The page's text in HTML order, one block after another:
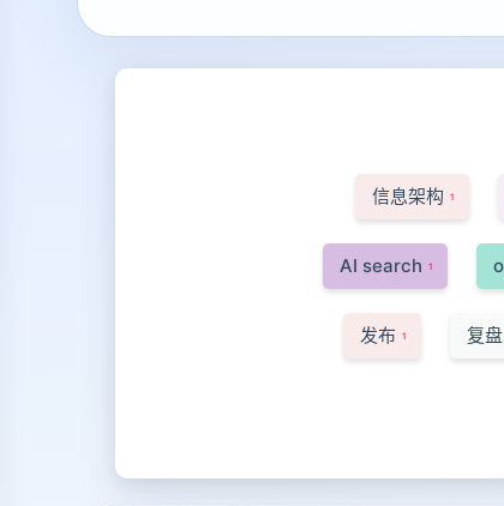
信息架构 1
AI search 1
发布 1 复盘